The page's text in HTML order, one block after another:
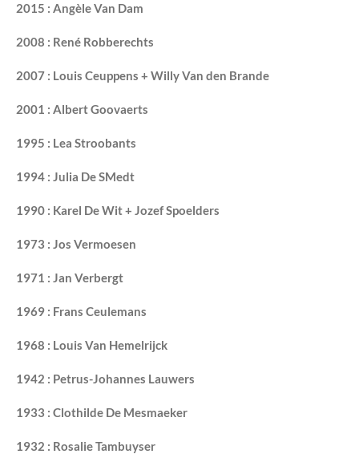
2015 : Angèle Van Dam
2008 : René Robberechts
2007 : Louis Ceuppens + Willy Van den Brande
2001 : Albert Goovaerts
1995 : Lea Stroobants
1994 : Julia De SMedt
1990 : Karel De Wit + Jozef Spoelders
1973 : Jos Vermoesen
1971 : Jan Verbergt
1969 : Frans Ceulemans
1968 : Louis Van Hemelrijck
1942 : Petrus-Johannes Lauwers
1933 : Clothilde De Mesmaeker
1932 : Rosalie Tambuyser